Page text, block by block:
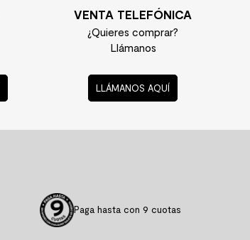
VENTA TELEFÓNICA
¿Quieres comprar?
Llámanos
LLÁMANOS AQUÍ
Paga hasta con 9 cuotas